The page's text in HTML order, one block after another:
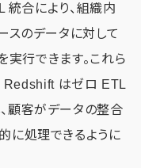
統合により、組織内
スのデータに対して
行できます。これら
Redshift はゼロ ETL
顧客がデータの整合
に処理できるように